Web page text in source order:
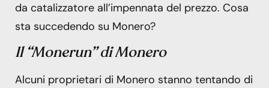
da catalizzatore all’impennata del prezzo. Cosa
sta succedendo su Monero?
Il “Monerun” di Monero
Alcuni proprietari di Monero stanno tentando di